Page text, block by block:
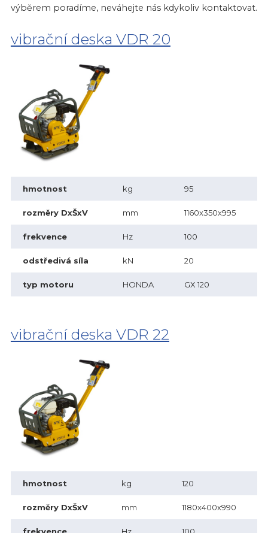
výběrem poradíme, neváhejte nás kdykoliv kontaktovat.
vibrační deska VDR 20
hmotnost kg 95
rozměry DxŠxV mm 1160x350x995
frekvence Hz 100
odstředivá síla kN 20
typ motoru HONDA GX 120
vibrační deska VDR 22
hmotnost kg 120
rozměry DxŠxV mm 1180x400x990